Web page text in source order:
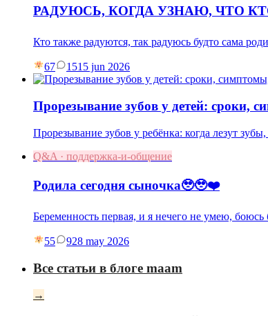
РАДУЮСЬ, КОГДА УЗНАЮ, ЧТО
Кто также радуются, так радуюсь будто сама
67 1515 jun 2026
Прорезывание зубов у детей: сроки,
Прорезывание зубов у ребёнка: когда лезут
Q&A · поддержка-и-общение
Родила сегодня сыночка🥹🥹❤️
Беременность первая, и я нечего не умею,
55 928 may 2026
Все статьи в блоге maam
→